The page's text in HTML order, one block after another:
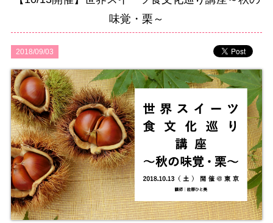
味覚・栗～
2018/09/03